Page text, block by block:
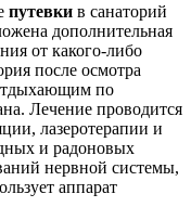
путевки в санаторий
дополнительная
от какого-либо
после осмотра
по
Лечение проводится
лазеротерапии и
и радоновых
нервной системы,
аппарат